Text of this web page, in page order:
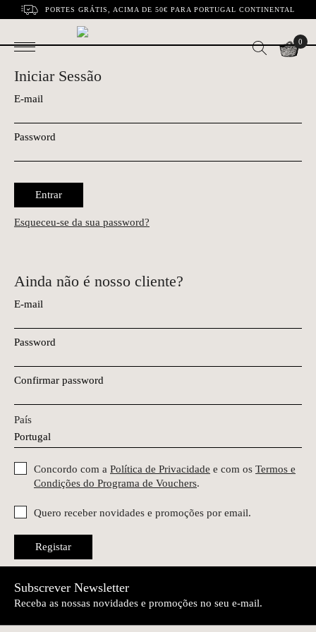
PORTES GRÁTIS, ACIMA DE 50€ PARA PORTUGAL CONTINENTAL
0
Iniciar Sessão
E-mail
Password
Entrar
Esqueceu-se da sua password?
Ainda não é nosso cliente?
E-mail
Password
Confirmar password
País
Concordo com a Política de Privacidade e com os Termos e
Condições do Programa de Vouchers.
Quero receber novidades e promoções por email.
Registar
Subscrever Newsletter
Receba as nossas novidades e promoções no seu e-mail.